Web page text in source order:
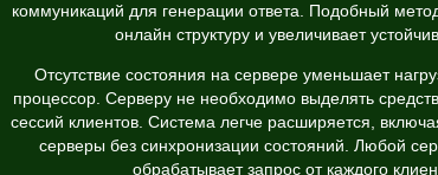
коммуникаций для генерации ответа. Подобный
онлайн структуру и увеличивает
Отсутствие состояния на сервере уменьшает
процессор. Серверу не необходимо выделять
сессий клиентов. Система легче расширяется,
серверы без синхронизации состояний. Любой
обрабатывает запрос от каждого